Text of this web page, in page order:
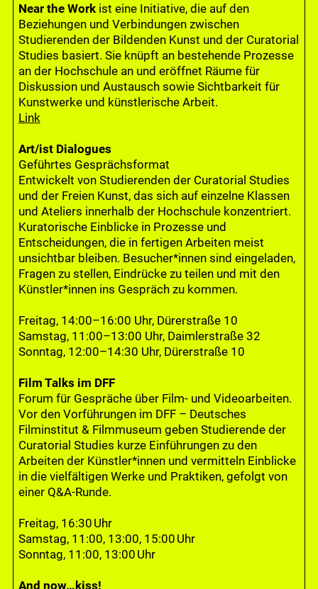
Near the Workist eine Initiative, die auf den
Beziehungen und Verbindungen zwischen
Studierenden der Bildenden Kunst und der Curatorial
Studies basiert. Sie knüpft an bestehende Prozesse
an der Hochschule an und eröffnet Räume für
Diskussion und Austausch sowie Sichtbarkeit für
Kunstwerke und künstlerische Arbeit.
Link
Art/ist Dialogues
Geführtes Gesprächsformat
Entwickelt von Studierenden der Curatorial Studies
und der Freien Kunst, das sich auf einzelne Klassen
und Ateliers innerhalb der Hochschule konzentriert.
Kuratorische Einblicke in Prozesse und
Entscheidungen, die in fertigen Arbeiten meist
unsichtbar bleiben. Besucher*innen sind eingeladen,
Fragen zu stellen, Eindrücke zu teilen und mit den
Künstler*innen ins Gespräch zu kommen.
Freitag, 14:00–16:00 Uhr, Dürerstraße 10
Samstag, 11:00–13:00 Uhr, Daimlerstraße 32
Sonntag, 12:00–14:30 Uhr, Dürerstraße 10
Film Talks im DFF
Forum für Gespräche über Film- und Videoarbeiten.
Vor den Vorführungen im DFF – Deutsches
Filminstitut & Filmmuseum geben Studierende der
Curatorial Studies kurze Einführungen zu den
Arbeiten der Künstler*innen und vermitteln Einblicke
in die vielfältigen Werke und Praktiken, gefolgt von
einer Q&A-Runde.
Freitag, 16:30 Uhr
Samstag, 11:00, 13:00, 15:00 Uhr
Sonntag, 11:00, 13:00 Uhr
And now…kiss!